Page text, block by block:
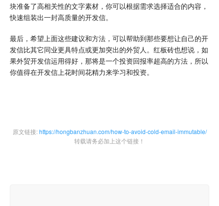
块准备了高相关性的文字素材，你可以根据需求选择适合的内容，
快速组装出一封高质量的开发信。
最后，希望上面这些建议和方法，可以帮助到那些要想让自己的开
发信比其它同业更具特点或更加突出的外贸人。红板砖也想说，如
果外贸开发信运用得好，那将是一个投资回报率超高的方法，所以
你值得在开发信上花时间花精力来学习和投资。
原文链接:https://hongbanzhuan.com/how-to-avoid-cold-email-immutable/
转载请务必加上这个链接！